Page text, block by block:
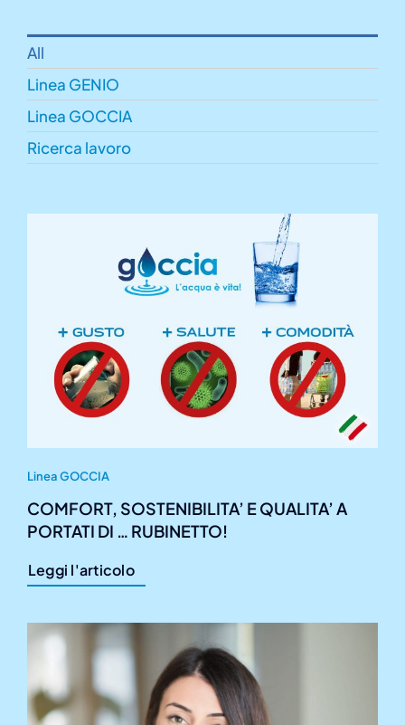
All
Linea GENIO
Linea GOCCIA
Ricerca lavoro
Linea GOCCIA
COMFORT, SOSTENIBILITA’ E QUALITA’ A
PORTATI DI … RUBINETTO!
Leggi l'articolo